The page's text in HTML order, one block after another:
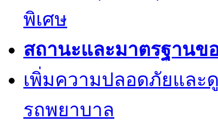
พิเศษ
สถานะและมาตรฐานข
เพิ่มความปลอดภัยแล
รถพยาบาล